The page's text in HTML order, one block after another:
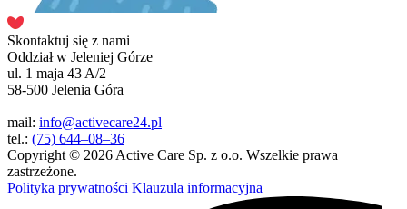
Skontaktuj się z nami
Oddział w Jeleniej Górze
ul. 1 maja 43 A/2
58-500 Jelenia Góra
mail: info@activecare24.pl
tel.: (75) 644–08–36
Copyright © 2026 Active Care Sp. z o.o. Wszelkie prawa
zastrzeżone.
Polityka prywatności Klauzula informacyjna